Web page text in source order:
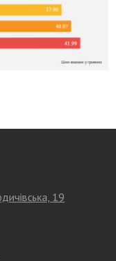
19